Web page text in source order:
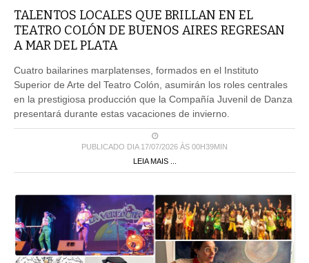
TALENTOS LOCALES QUE BRILLAN EN EL
TEATRO COLÓN DE BUENOS AIRES REGRESAN
A MAR DEL PLATA
Cuatro bailarines marplatenses, formados en el Instituto
Superior de Arte del Teatro Colón, asumirán los roles centrales
en la prestigiosa producción que la Compañía Juvenil de Danza
presentará durante estas vacaciones de invierno.
PUBLICADO DIA 17/07/2026 ÀS 00H39MIN
LEIA MAIS ...